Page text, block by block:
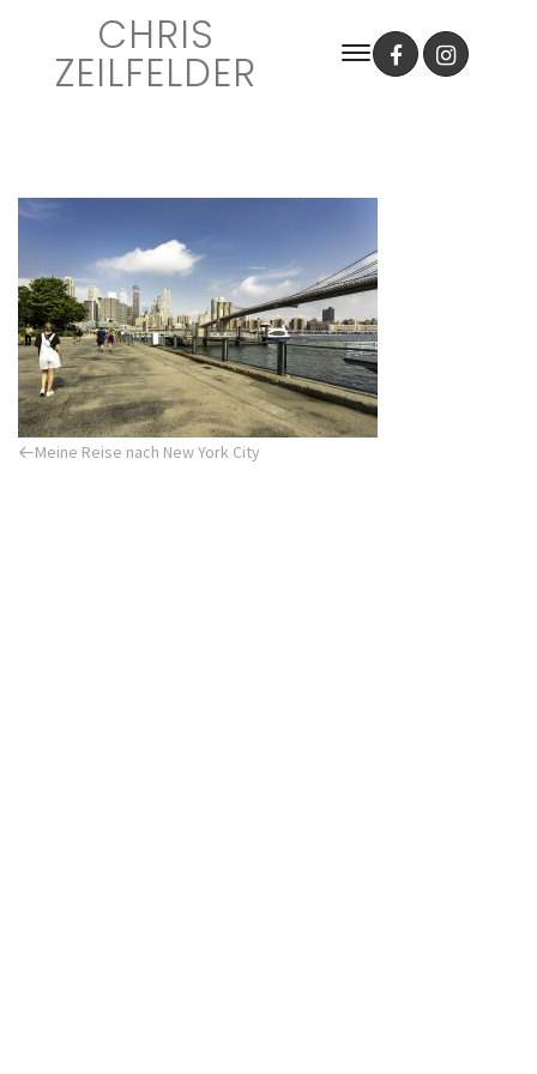
CHRIS
ZEILFELDER
Previous
Meine Reise nach New York City